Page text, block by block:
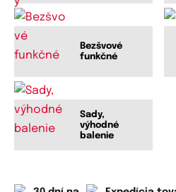
Bezšvové
funkčné
Sady,
výhodné
balenie